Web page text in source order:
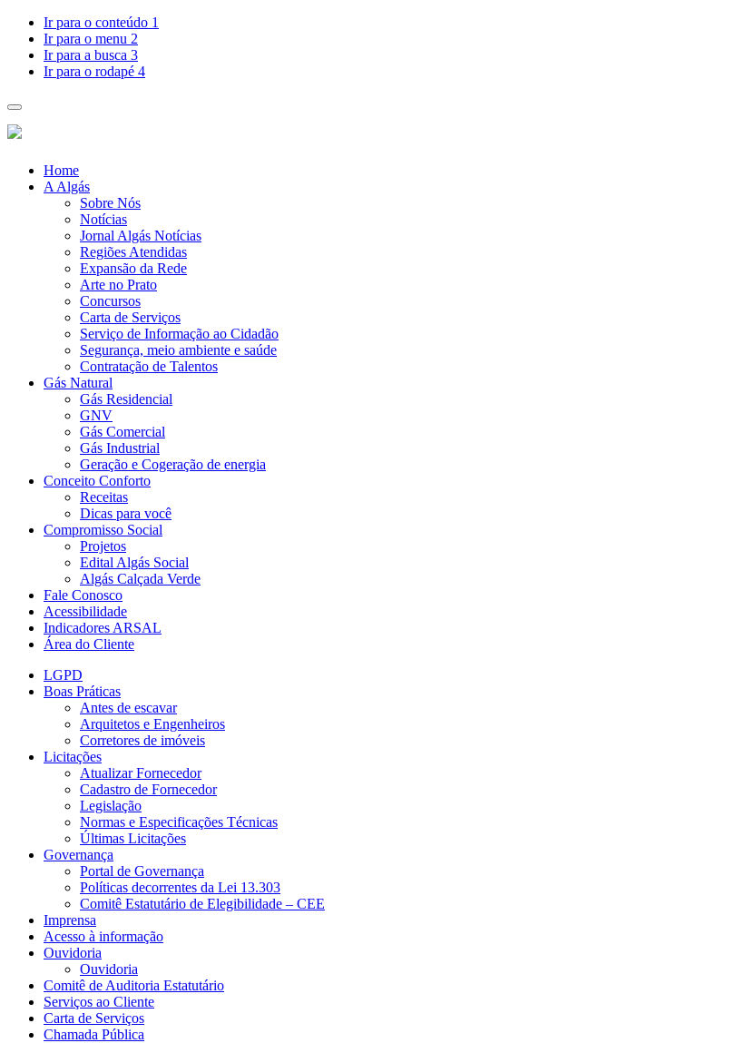
Pular
para
conteúdo
Ir para o conteúdo 1
Ir para o menu 2
Ir para a busca 3
Ir para o rodapé 4
Toggle
navigation
Home
A Algás
Sobre Nós
Notícias
Jornal Algás Notícias
Regiões Atendidas
Expansão da Rede
Arte no Prato
Concursos
Carta de Serviços
Serviço de Informação ao Cidadão
Segurança, meio ambiente e saúde
Contratação de Talentos
Gás Natural
Gás Residencial
GNV
Gás Comercial
Gás Industrial
Geração e Cogeração de energia
Conceito Conforto
Receitas
Dicas para você
Compromisso Social
Projetos
Edital Algás Social
Algás Calçada Verde
Fale Conosco
Acessibilidade
Indicadores ARSAL
Área do Cliente
LGPD
Boas Práticas
Antes de escavar
Arquitetos e Engenheiros
Corretores de imóveis
Licitações
Atualizar Fornecedor
Cadastro de Fornecedor
Legislação
Normas e Especificações Técnicas
Últimas Licitações
Governança
Portal de Governança
Políticas decorrentes da Lei 13.303
Comitê Estatutário de Elegibilidade – CEE
Imprensa
Acesso à informação
Ouvidoria
Ouvidoria
Comitê de Auditoria Estatutário
Serviços ao Cliente
Carta de Serviços
Chamada Pública